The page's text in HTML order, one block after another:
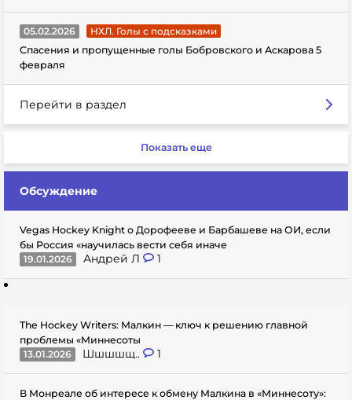
05.02.2026
НХЛ. Голы с подсказками
Спасения и пропущенные голы Бобровского и Аскарова 5
февраля
Перейти в раздел
Показать еще
Обсуждение
Vegas Hockey Knight о Дорофееве и Барбашеве на ОИ, если
бы Россия «научилась вести себя иначе
19.01.2026
Андрей Л 1
The Hockey Writers: Малкин — ключ к решению главной
проблемы «Миннесоты
13.01.2026
Шшшшщ.. 1
В Монреале об интересе к обмену Малкина в «Миннесоту»: